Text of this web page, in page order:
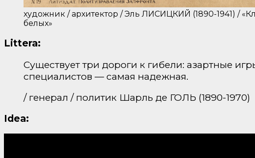
художник / архитектор / Эль ЛИСИЦКИЙ (1890-1941) /
белых»
Littera:
Существует три дороги к гибели: азартные
специалистов — самая надежная.
/ генерал / политик Шарль де ГОЛЬ (1890-1970)
Idea: